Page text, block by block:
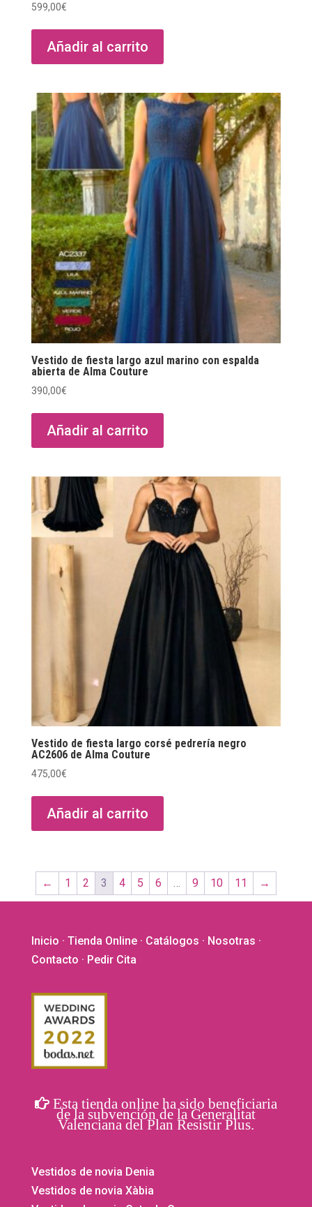
599,00€
Añadir al carrito
Vestido de fiesta largo azul marino con espalda
abierta de Alma Couture
390,00€
Añadir al carrito
Vestido de fiesta largo corsé pedrería negro
AC2606 de Alma Couture
475,00€
Añadir al carrito
← 1 2 3 4 5 6 … 9 10 11 →
Inicio · Tienda Online· Catálogos · Nosotras ·
Contacto · Pedir Cita
Esta tienda online ha sido beneficiaria
de la subvención de la Generalitat
Valenciana del Plan Resistir Plus.
Vestidos de novia Denia
Vestidos de novia Xàbia